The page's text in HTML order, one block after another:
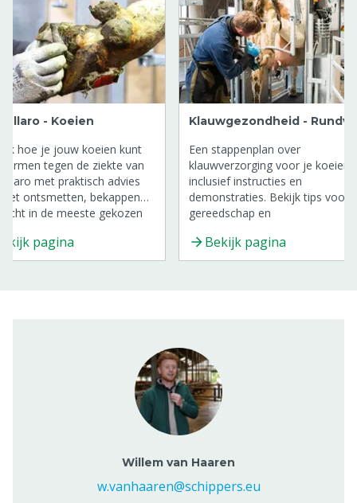
- Koeien
hoe je jouw koeien kunt
tegen de ziekte van
met praktisch advies
het ontsmetten, bekappen
in de meeste gekozen
pagina
Klauwgezondheid -
Een stappenplan over
klauwverzorging voor je koeien
inclusief instructies en
demonstraties. Bekijk tips voor
gereedschap en
Bekijk pagina
Willem van Haaren
w.vanhaaren@schippers.eu